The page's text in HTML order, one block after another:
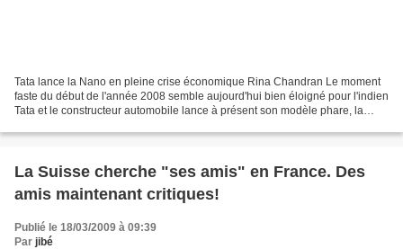
Tata lance la Nano en pleine crise économique Rina Chandran Le moment
faste du début de l'année 2008 semble aujourd'hui bien éloigné pour l'indien
Tata et le constructeur automobile lance à présent son modèle phare, la
La Suisse cherche "ses amis" en France. Des
amis maintenant critiques!
Publié le 18/03/2009 à 09:39
Par jibé